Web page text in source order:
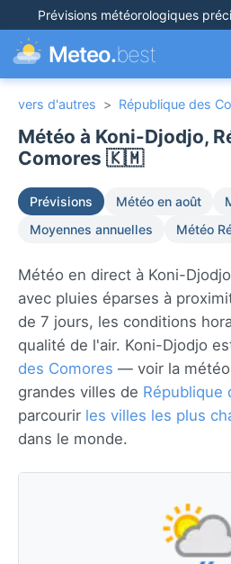
Prévisions météorologiques
Meteo.best
vers d'autres > République des
Météo à Koni-Djodjo,
Comores 🇰🇲
Prévisions Météo en août
Moyennes annuelles
Météo
Météo en direct à Koni-
avec pluies éparses à
de 7 jours, les conditions
qualité de l'air. Koni-Djodjo
des Comores — voir la
grandes villes de République
parcourir les villes les plus
dans le monde.